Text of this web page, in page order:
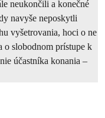
neukončili a konečné
navyše neposkytli
vyšetrovania, hoci o ne
o slobodnom prístupe k
účastníka konania –